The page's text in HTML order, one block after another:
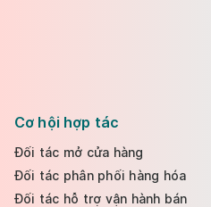
Cơ hội hợp tác
Đối tác mở cửa hàng
Đối tác phân phối hàng hóa
Đối tác hỗ trợ vận hành bán